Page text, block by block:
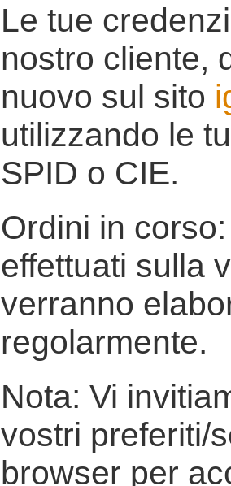
Le tue
nostro cliente,
nuovo sul sito
utilizzando le
SPID o CIE.
Ordini in
effettuati sulla
verranno
regolarmente.
Nota: Vi
vostri preferiti/
browser per